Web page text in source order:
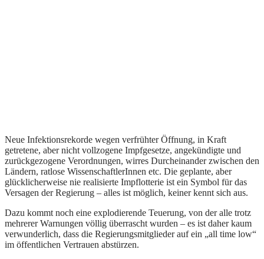
Neue Infektionsrekorde wegen verfrühter Öffnung, in Kraft
getretene, aber nicht vollzogene Impfgesetze, angekündigte und
zurückgezogene Verordnungen, wirres Durcheinander zwischen den
Ländern, ratlose WissenschaftlerInnen etc. Die geplante, aber
glücklicherweise nie realisierte Impflotterie ist ein Symbol für das
Versagen der Regierung – alles ist möglich, keiner kennt sich aus.
Dazu kommt noch eine explodierende Teuerung, von der alle trotz
mehrerer Warnungen völlig überrascht wurden – es ist daher kaum
verwunderlich, dass die Regierungsmitglieder auf ein „all time low“
im öffentlichen Vertrauen abstürzen.